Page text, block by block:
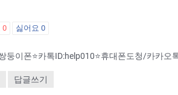
0 싫어요 0
답글쓰기